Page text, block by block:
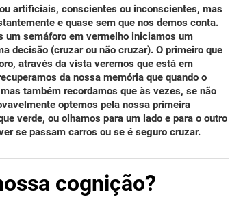
artificiais, conscientes ou inconscientes, mas
e quase sem que nos demos conta.
um semáforo em vermelho iniciamos um
decisão (cruzar ou não cruzar). O primeiro que
através da vista veremos que está em
da nossa memória que quando o
também recordamos que às vezes, se não
optemos pela nossa primeira
verde, ou olhamos para um lado e para o outro
se passam carros ou se é seguro cruzar.
cognição?